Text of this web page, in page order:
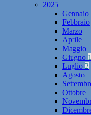
2025
Gennaio
Febbraio
Marzo
Aprile
Maggio
Giugno 1
Luglio 2
Agosto
Ottobre